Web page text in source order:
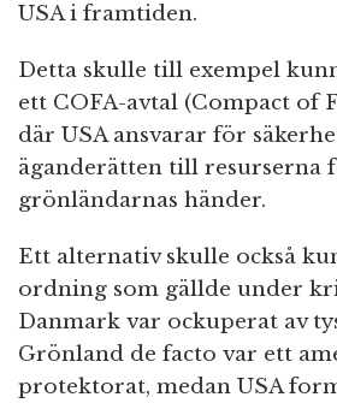
USA i framtiden.
Detta skulle till exempel
ett COFA-avtal (Compact of
där USA ansvarar för
äganderätten till resurserna
grönländarnas händer.
Ett alternativ skulle också
ordning som gällde under
Danmark var ockuperat av
Grönland de facto var ett
protektorat, medan USA